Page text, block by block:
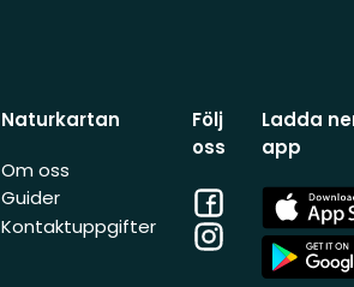
Naturkartan
Om oss
Guider
Kontaktuppgifter
Följ
oss
Facebook
Instagram
Ladda
app
App
Store
App
Store